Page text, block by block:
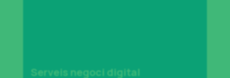
Serveis negoci digital